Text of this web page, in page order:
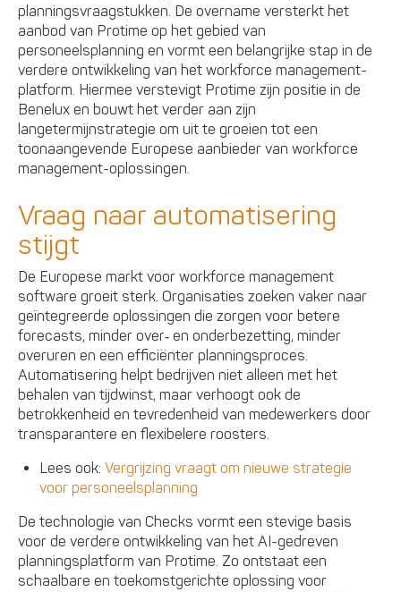
planningsvraagstukken. De overname versterkt het
aanbod van Protime op het gebied van
personeelsplanning en vormt een belangrijke stap in de
verdere ontwikkeling van het workforce management-
platform. Hiermee verstevigt Protime zijn positie in de
Benelux en bouwt het verder aan zijn
langetermijnstrategie om uit te groeien tot een
toonaangevende Europese aanbieder van workforce
management-oplossingen.
Vraag naar automatisering
stijgt
De Europese markt voor workforce management
software groeit sterk. Organisaties zoeken vaker naar
geïntegreerde oplossingen die zorgen voor betere
forecasts, minder over‑ en onderbezetting, minder
overuren en een efficiënter planningsproces.
Automatisering helpt bedrijven niet alleen met het
behalen van tijdwinst, maar verhoogt ook de
betrokkenheid en tevredenheid van medewerkers door
transparantere en flexibelere roosters.
Lees ook:Vergrijzing vraagt om nieuwe strategie
voor personeelsplanning
De technologie van Checks vormt een stevige basis
voor de verdere ontwikkeling van het AI-gedreven
planningsplatform van Protime. Zo ontstaat een
schaalbare en toekomstgerichte oplossing voor